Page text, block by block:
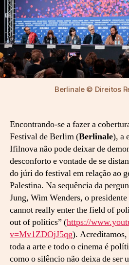
Berlinale © Direitos
Encontrando-se a fazer a
Festival de Berlim (Berlinale), a
Ifilnova não pode deixar de
desconforto e vontade de se
do júri do festival em relação ao
Palestina. Na sequência da
Jung, Wim Wenders, o
cannot really enter the field of
out of politics” (https://
v=Mv1ZDOjJ5qg).
toda a arte e todo o cinema é
como o silêncio não deixa de ser